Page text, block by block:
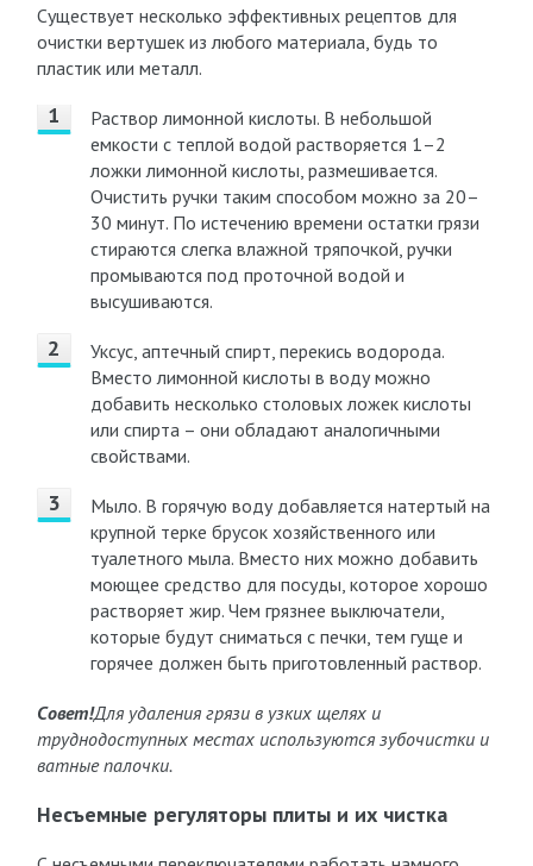
Существует несколько эффективных рецептов для
очистки вертушек из любого материала, будь то
пластик или металл.
Раствор лимонной кислоты. В небольшой
емкости с теплой водой растворяется 1–2
ложки лимонной кислоты, размешивается.
Очистить ручки таким способом можно за 20–
30 минут. По истечению времени остатки грязи
стираются слегка влажной тряпочкой, ручки
промываются под проточной водой и
высушиваются.
Уксус, аптечный спирт, перекись водорода.
Вместо лимонной кислоты в воду можно
добавить несколько столовых ложек кислоты
или спирта – они обладают аналогичными
свойствами.
Мыло. В горячую воду добавляется натертый на
крупной терке брусок хозяйственного или
туалетного мыла. Вместо них можно добавить
моющее средство для посуды, которое хорошо
растворяет жир. Чем грязнее выключатели,
которые будут сниматься с печки, тем гуще и
горячее должен быть приготовленный раствор.
Совет!Для удаления грязи в узких щелях и
труднодоступных местах используются зубочистки и
ватные палочки.
Несъемные регуляторы плиты и их чистка